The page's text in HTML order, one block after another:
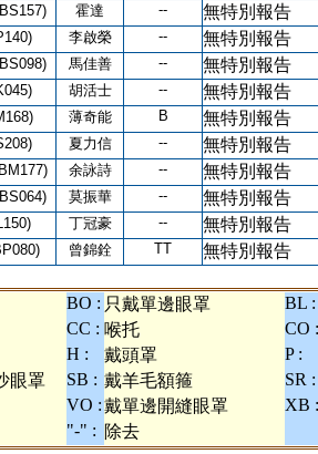
霍達 -- 無特別報告
李啟榮 -- 無特別報告
馬佳善 -- 無特別報告
胡活士 -- 無特別報告
薄奇能 B 無特別報告
夏力信 -- 無特別報告
余詠詩 -- 無特別報告
莫振華 -- 無特別報告
丁冠豪 -- 無特別報告
曾錦銓 TT 無特別報告
BO : 只戴單邊眼罩
BL :
CC : 喉托
CO :
H : 戴頭罩
P :
眼罩 SB : 戴羊毛額箍
SR :
VO :戴單邊開縫眼罩
XB :
"-" : 除去